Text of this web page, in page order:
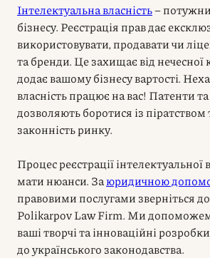
Інтелектуальна власність–
бізнесу. Реєстрація прав дає
використовувати, продавати чи
та бренди. Це захищає від нечесної
додає вашому бізнесу вартості.
власність працює на вас! Патенти
дозволяють боротися із
законність ринку.
Процес реєстрації
мати нюанси. Заюридичною
правовими послугами зверніться
Polikarpov Law Firm. Ми
ваші творчі та інноваційні
до українського законодавства.